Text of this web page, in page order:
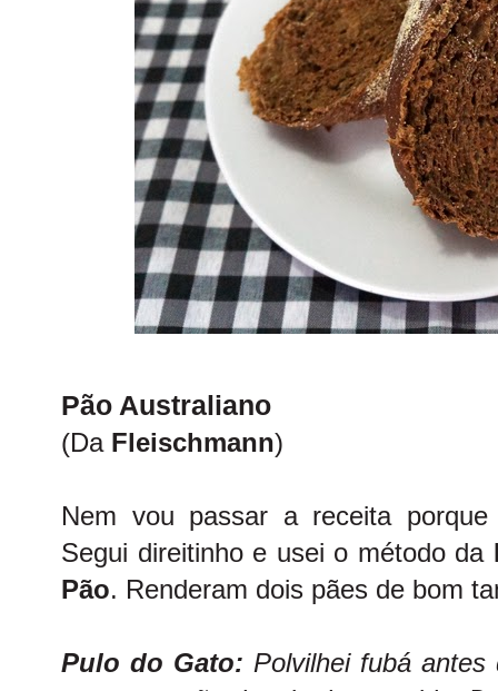
Pão Australiano
(Da Fleischmann)
Nem vou passar a receita
Segui direitinho e usei o método da
Pão. Renderam dois pães de bom
Pulo do Gato: Polvilhei fubá